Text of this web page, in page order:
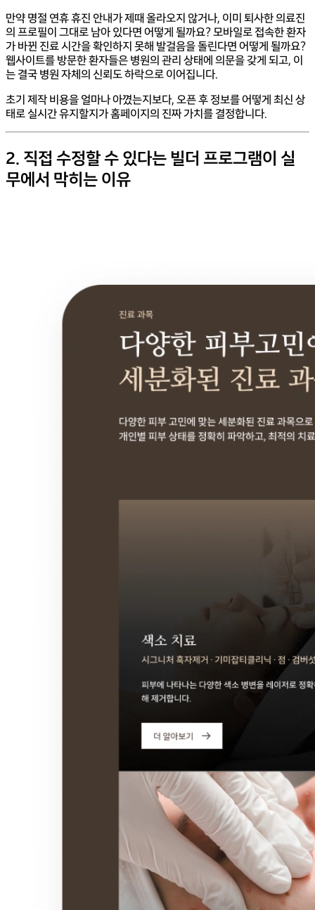
만약 명절 연휴 휴진 안내가 제때 올라오지 않거나, 이미 퇴사한 의료진
의 프로필이 그대로 남아 있다면 어떻게 될까요? 모바일로 접속한 환자
가 바뀐 진료 시간을 확인하지 못해 발걸음을 돌린다면 어떻게 될까요?
웹사이트를 방문한 환자들은 병원의 관리 상태에 의문을 갖게 되고, 이
는 결국 병원 자체의 신뢰도 하락으로 이어집니다.
초기 제작 비용을 얼마나 아꼈는지보다, 오픈 후 정보를 어떻게 최신 상
태로 실시간 유지할지가 홈페이지의 진짜 가치를 결정합니다.
2. 직접 수정할 수 있다는 빌더 프로그램이 실
무에서 막히는 이유